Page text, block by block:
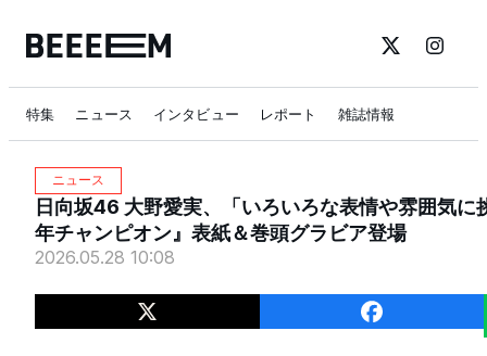
特集 ニュース インタビュー レポート 雑誌情報
ニュース
日向坂46 大野愛実、「いろいろな表情や雰囲気に
年チャンピオン』表紙＆巻頭グラビア登場
2026.05.28 10:08